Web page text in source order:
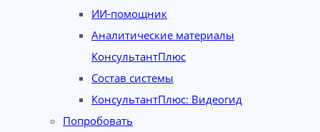
ИИ-помощник
Аналитические материалы
КонсультантПлюс
Состав системы
КонсультантПлюс: Видеогид
Попробовать